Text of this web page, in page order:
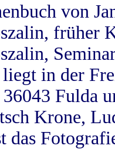
von
früher
in der
Fulda
Krone,